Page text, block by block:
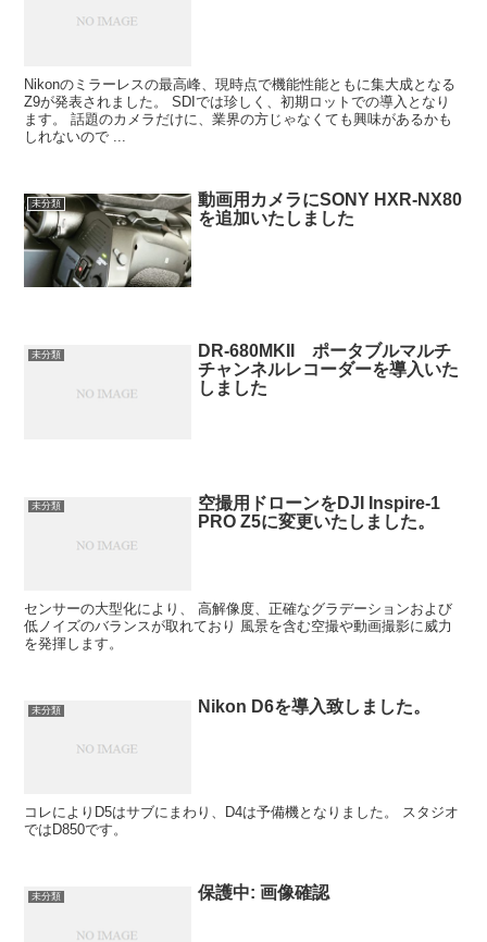
Nikonのミラーレスの最高峰、現時点で機能性能ともに集大成となる
Z9が発表されました。 SDIでは珍しく、初期ロットでの導入となり
ます。 話題のカメラだけに、業界の方じゃなくても興味があるかも
しれないので ...
未分類
動画用カメラにSONY HXR-NX80
を追加いたしました
未分類
DR-680MKII ポータブルマルチ
チャンネルレコーダーを導入いた
しました
未分類
空撮用ドローンをDJI Inspire-1
PRO Z5に変更いたしました。
センサーの大型化により、 高解像度、正確なグラデーションおよび
低ノイズのバランスが取れており 風景を含む空撮や動画撮影に威力
を発揮します。
未分類 Nikon D6を導入致しました。
コレによりD5はサブにまわり、D4は予備機となりました。 スタジオ
ではD850です。
未分類 保護中: 画像確認